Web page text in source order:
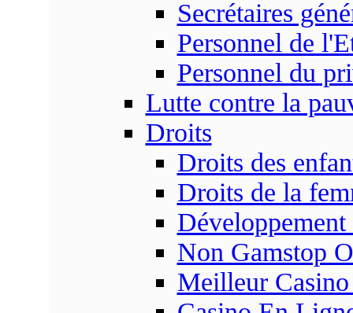
Secrétaires
Personnel de
Personnel du
Lutte contre la
Droits
Droits des
Droits de la
Non Gamstop
Meilleur